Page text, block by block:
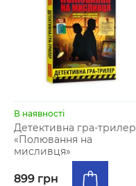
В наявності
Детективна гра-трилер
«Полювання на
мисливця»
899 грн